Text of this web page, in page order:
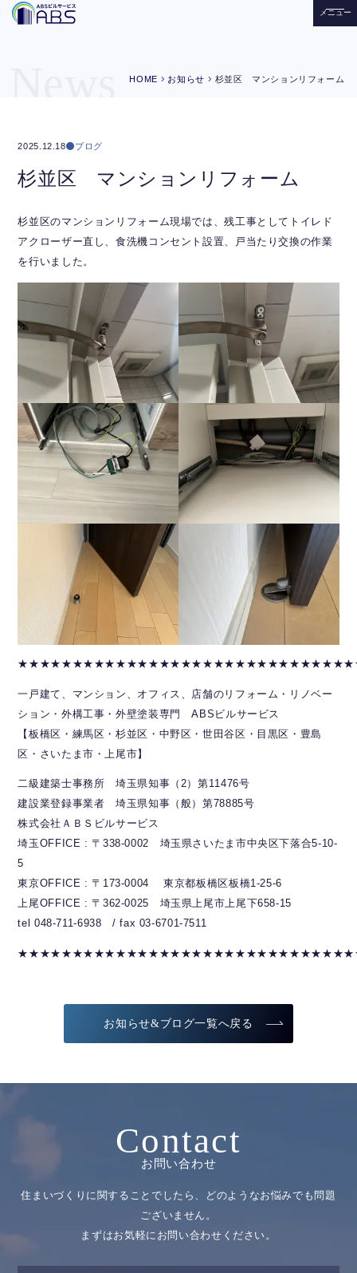
メニュー
HOME chevron_right お知らせ chevron_right 杉並区 マンションリフォーム
2025.12.18 ブログ
杉並区 マンションリフォーム
杉並区のマンションリフォーム現場では、残工事としてトイレド
アクローザー直し、食洗機コンセント設置、戸当たり交換の作業
を行いました。
一戸建て、マンション、オフィス、店舗のリフォーム・リノベー
ション・外構工事・外壁塗装専門 ABSビルサービス
【板橋区・練馬区・杉並区・中野区・世田谷区・目黒区・豊島
区・さいたま市・上尾市】
二級建築士事務所 埼玉県知事（2）第11476号
建設業登録事業者 埼玉県知事（般）第78885号
株式会社ＡＢＳビルサービス
埼玉OFFICE : 〒338-0002 埼玉県さいたま市中央区下落合5-10-
5
東京OFFICE : 〒173-0004 東京都板橋区板橋1-25-6
上尾OFFICE : 〒362-0025 埼玉県上尾市上尾下658-15
tel 048-711-6938 / fax 03-6701-7511
お知らせ&ブログ一覧へ戻る
Contact
お問い合わせ
住まいづくりに関することでしたら、どのようなお悩みでも問題
ございません。
まずはお気軽にお問い合わせください。